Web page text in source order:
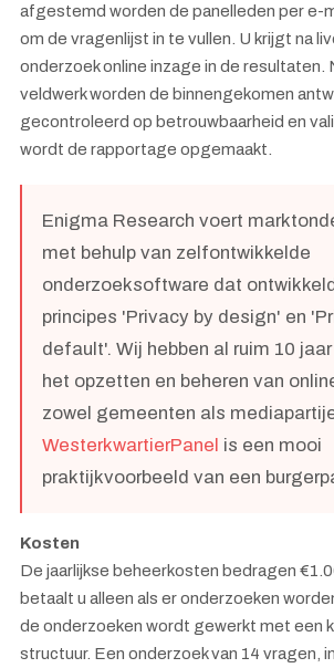
afgestemd worden de panelleden per e-
om de vragenlijst in te vullen. U krijgt na
onderzoek online inzage in de resultaten.
veldwerk worden de binnengekomen
gecontroleerd op betrouwbaarheid en
wordt de rapportage opgemaakt.
Enigma Research voert
met behulp van zelfontwikkelde
onderzoeksoftware dat
principes 'Privacy by design' en
default'. Wij hebben al ruim 10
het opzetten en beheren van
zowel gemeenten als
WesterkwartierPanel is een mooi
praktijkvoorbeeld van een
Kosten
De jaarlijkse beheerkosten bedragen
betaalt u alleen als er onderzoeken
de onderzoeken wordt gewerkt met een
structuur. Een onderzoek van 14 vragen,